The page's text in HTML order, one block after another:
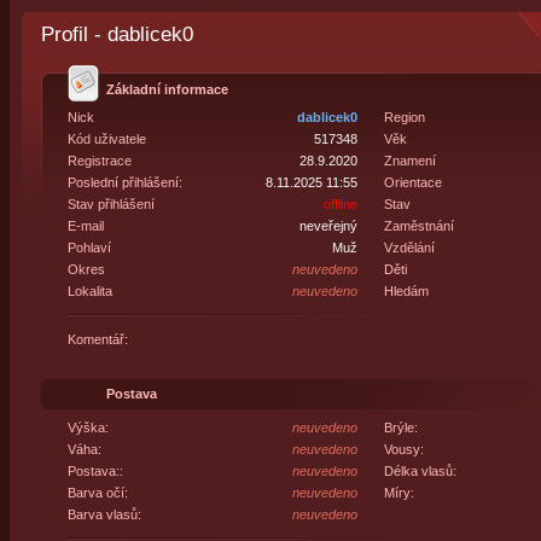
Profil - dablicek0
Základní informace
Nick
dablicek0
Kód uživatele
517348
Registrace
28.9.2020
Poslední přihlášení:
8.11.2025 11:55
Stav přihlášení
offline
E-mail
neveřejný
Pohlaví
Muž
Okres
neuvedeno
Lokalita
neuvedeno
Region
Věk
Znamení
Orientace
Stav
Zaměstnání
Vzdělání
Děti
Hledám
Komentář:
Postava
Výška:
neuvedeno
Váha:
neuvedeno
Postava::
neuvedeno
Barva očí:
neuvedeno
Barva vlasů:
neuvedeno
Brýle:
Vousy:
Délka vlasů:
Míry: